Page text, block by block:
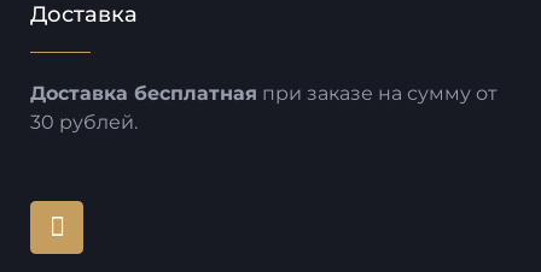
Доставка
Доставка бесплатная при заказе на сумму от
30 рублей.